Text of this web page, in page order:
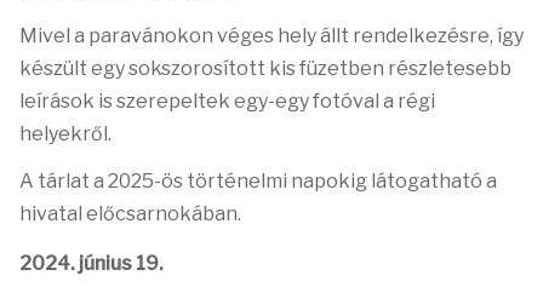
Mivel a paravánokon véges hely állt rendelkezésre, így
készült egy sokszorosított kis füzetben részletesebb
leírások is szerepeltek egy-egy fotóval a régi
helyekről.
A tárlat a 2025-ös történelmi napokig látogatható a
hivatal előcsarnokában.
2024. június 19.